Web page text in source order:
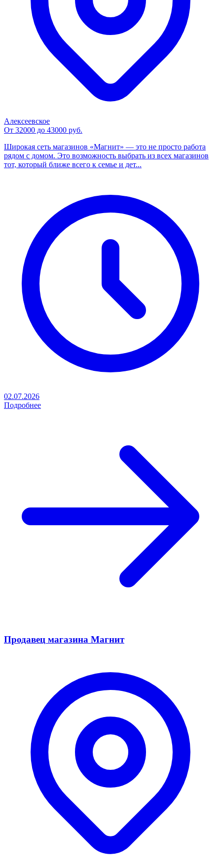
Алексеевское
От 32000 до 43000 руб.
Широкая сеть магазинов «Магнит» — это не просто работа
рядом с домом. Это возможность выбрать из всех магазинов
тот, который ближе всего к семье и дет...
02.07.2026
Подробнее
Продавец магазина Магнит